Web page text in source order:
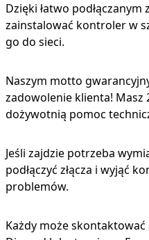
Dzięki łatwo
zainstalować kontroler w
go do sieci.
Naszym motto
zadowolenie klienta!
dożywotnią pomoc
Jeśli zajdzie potrzeba
podłączyć złącza i wyjąć
problemów.
Każdy może